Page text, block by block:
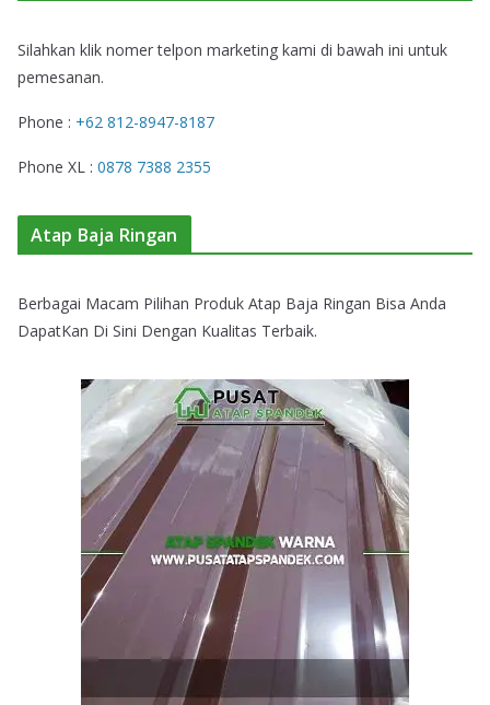
Silahkan klik nomer telpon marketing kami di bawah ini untuk
pemesanan.
Phone : +62 812-8947-8187
Phone XL : 0878 7388 2355
Atap Baja Ringan
Berbagai Macam Pilihan Produk Atap Baja Ringan Bisa Anda
DapatKan Di Sini Dengan Kualitas Terbaik.